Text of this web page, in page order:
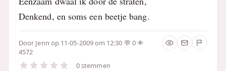
Denkend, en soms een beetje bang.
Door Jenn op 11-05-2009 om 12:30
0
4572
0 stemmen